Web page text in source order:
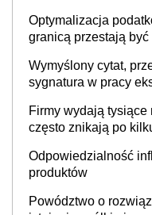
Optymalizacja
granicą przestają
Wymyślony cytat,
sygnatura w pracy
Firmy wydają
często znikają po
Odpowiedzialność
produktów
Powództwo o